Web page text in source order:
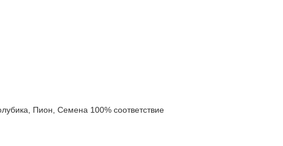
Пион, Семена 100% соответствие